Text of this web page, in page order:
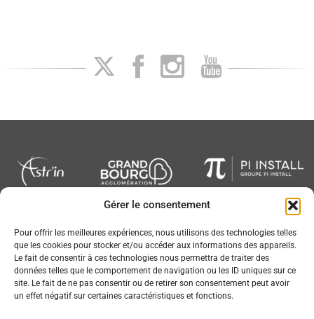
Gérer le consentement
Pour offrir les meilleures expériences, nous utilisons des technologies telles
que les cookies pour stocker et/ou accéder aux informations des appareils.
Le fait de consentir à ces technologies nous permettra de traiter des
données telles que le comportement de navigation ou les ID uniques sur ce
site. Le fait de ne pas consentir ou de retirer son consentement peut avoir
un effet négatif sur certaines caractéristiques et fonctions.
Newsletter